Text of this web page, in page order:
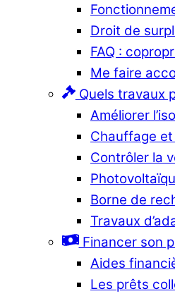
Droit de
FAQ :
Me faire
Quels travaux
Améliorer
Chauffage
Contrôler la
Borne de
Travaux
Financer son
Aides
Les prêts